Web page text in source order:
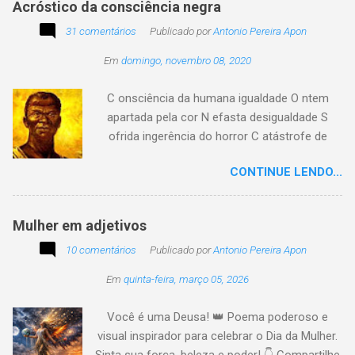
apenas passe alheio a tudo, tem quem aprenda
com o passar... Eu tenho aprendido:
Acróstico da consciência negra
31 comentários Publicado porAntonio Pereira Apon
Em domingo, novembro 08, 2020
C onsciência da humana igualdade O ntem
apartada pela cor N efasta desigualdade S
ofrida ingerência do horror C atástrofe de
tempo o preito N egritude sempre linda C ultura
multicolor I rmanados na cidadania A gentes
CONTINUE LENDO...
Mulher em adjetivos
10 comentários Publicado porAntonio Pereira Apon
Em quinta-feira, março 05, 2026
Você é uma Deusa! 👑 Poema poderoso e
visual inspirador para celebrar o Dia da Mulher.